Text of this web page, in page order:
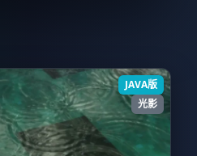
JAVA版
光影